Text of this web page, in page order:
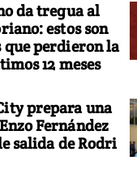
da tregua al
estos son
que perdieron la
12 meses
prepara una
Fernández
salida de Rodri